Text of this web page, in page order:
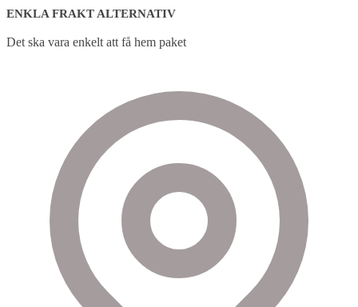
ENKLA FRAKT ALTERNATIV
Det ska vara enkelt att få hem paket